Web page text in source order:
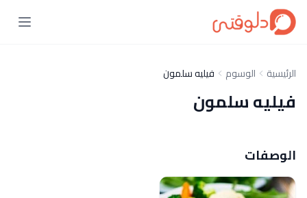
الرئيسية الوسوم فيليه سلمون
فيليه سلمون
الوصفات